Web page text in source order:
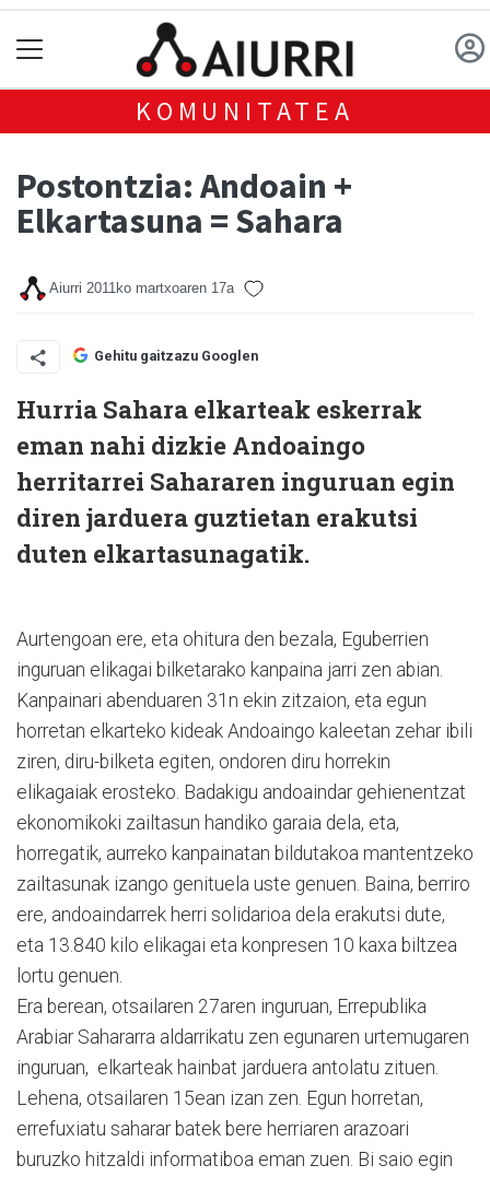
KOMUNITATEA
Postontzia: Andoain +
Elkartasuna = Sahara
Aiurri 2011ko martxoaren 17a
Gehitu gaitzazu Googlen
Hurria Sahara elkarteak eskerrak
eman nahi dizkie Andoaingo
herritarrei Sahararen inguruan egin
diren jarduera guztietan erakutsi
duten elkartasunagatik.
Aurtengoan ere, eta ohitura den bezala, Eguberrien
inguruan elikagai bilketarako kanpaina jarri zen abian.
Kanpainari abenduaren 31n ekin zitzaion, eta egun
horretan elkarteko kideak Andoaingo kaleetan zehar ibili
ziren, diru-bilketa egiten, ondoren diru horrekin
elikagaiak erosteko. Badakigu andoaindar gehienentzat
ekonomikoki zailtasun handiko garaia dela, eta,
horregatik, aurreko kanpainatan bildutakoa mantentzeko
zailtasunak izango genituela uste genuen. Baina, berriro
ere, andoaindarrek herri solidarioa dela erakutsi dute,
eta 13.840 kilo elikagai eta konpresen 10 kaxa biltzea
lortu genuen.
Era berean, otsailaren 27aren inguruan, Errepublika
Arabiar Sahararra aldarrikatu zen egunaren urtemugaren
inguruan, elkarteak hainbat jarduera antolatu zituen.
Lehena, otsailaren 15ean izan zen. Egun horretan,
errefuxiatu saharar batek bere herriaren arazoari
buruzko hitzaldi informatiboa eman zuen. Bi saio egin